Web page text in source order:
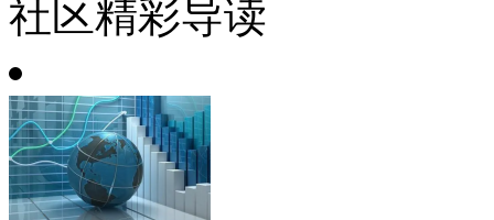
社区精彩导读